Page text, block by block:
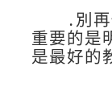
․別再做
重要的是
是最好的